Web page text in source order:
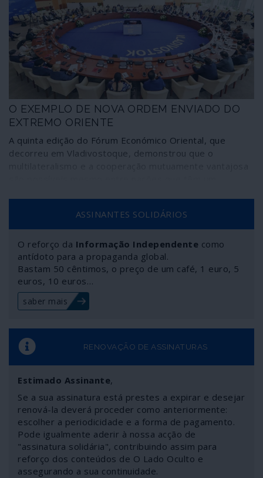
O EXEMPLO DE NOVA ORDEM ENVIADO DO
EXTREMO ORIENTE
A quinta edição do Fórum Económico Oriental, que
decorreu em Vladivostoque, demonstrou que o
asiáticas enviaram esta mensagem ao mundo – a de que
uma nova ordem internacional é possível -
significativamente ignorada pelos meios de comunicação
mainstream.
ASSINANTES SOLIDÁRIOS
O reforço da Informação Independente como
antídoto para a propaganda global.
Bastam 50 cêntimos, o preço de um café, 1 euro, 5
euros, 10 euros…
saber mais
RENOVAÇÃO DE ASSINATURAS
Estimado Assinante,
Se a sua assinatura está prestes a expirar e desejar
renová-la deverá proceder como anteriormente:
escolher a periodicidade e a forma de pagamento.
Pode igualmente aderir à nossa acção de
"assinatura solidária", contribuindo assim para
reforço dos conteúdos de O Lado Oculto e
assegurando a sua continuidade.